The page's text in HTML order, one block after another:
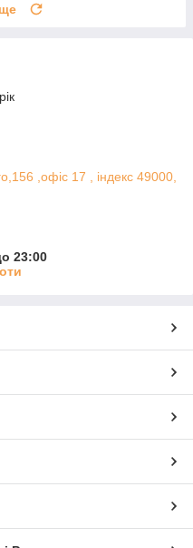
,офіс 17 , індекс 49000,
23:00